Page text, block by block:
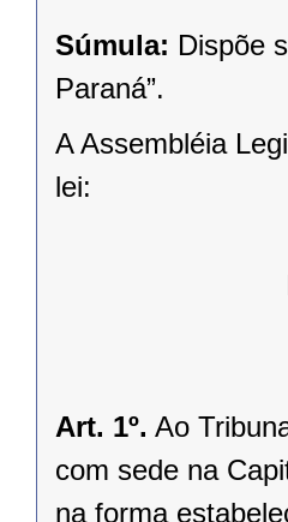
Súmula: Dispõe
Paraná”.
A Assembléia
lei:
Art. 1º. Ao
com sede na
na forma